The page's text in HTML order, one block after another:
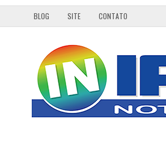
BLOG SITE CONTATO